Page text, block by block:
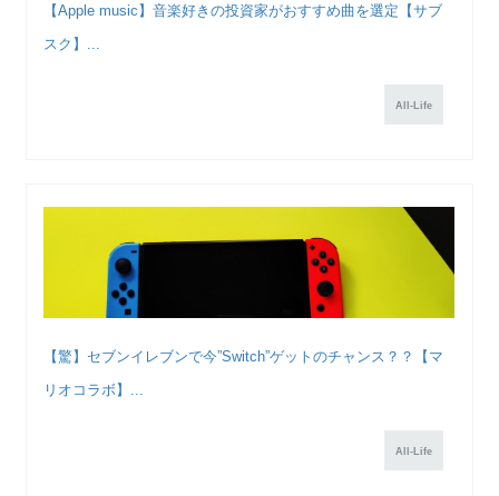
【Apple music】音楽好きの投資家がおすすめ曲を選定【サブ
スク】...
All-Life
【驚】セブンイレブンで今”Switch”ゲットのチャンス？？【マ
リオコラボ】...
All-Life